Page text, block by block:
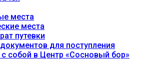
места
места
путевки
для поступления
с собой в Центр «Сосновый бор»